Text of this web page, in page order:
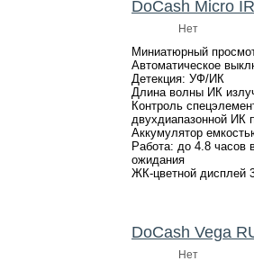
DoCash Micro
Нет
Миниатюрный
Автоматическое
Детекция: УФ/ИК
Длина волны ИК
Контроль
двухдиапазонной ИК
Аккумулятор
Работа: до 4.8 часов
ожидания
ЖК-цветной дисплей
DoCash Vega
Нет